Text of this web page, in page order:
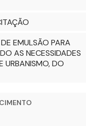
EMULSÃO PARA
AS NECESSIDADES
URBANISMO, DO